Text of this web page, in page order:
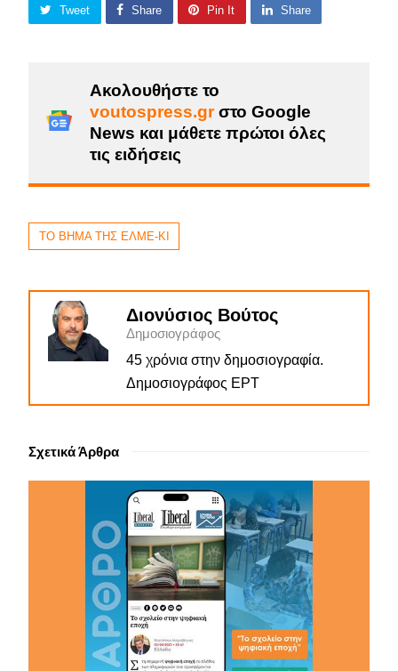
Tweet Share Pin It Share
Ακολουθήστε το
voutospress.grστο Google
News και μάθετε πρώτοι όλες
τις ειδήσεις
ΤΟ ΒΗΜΑ ΤΗΣ ΕΛΜΕ-ΚΙ
Διονύσιος Βούτος
Δημοσιογράφος
45 χρόνια στην δημοσιογραφία.
Δημοσιογράφος ΕΡΤ
Σχετικά Άρθρα